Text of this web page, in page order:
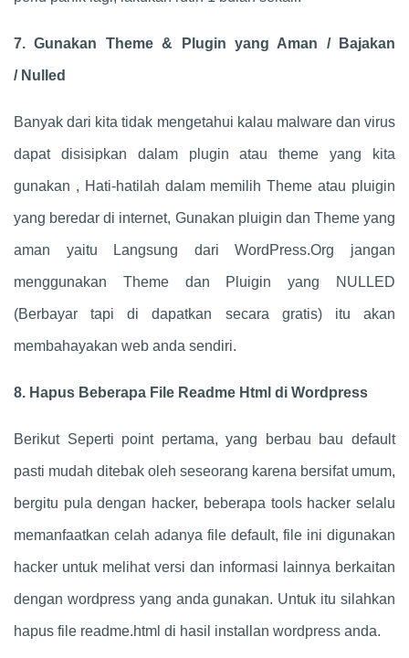
7. Gunakan Theme & Plugin yang Aman / Bajakan
/ Nulled
Banyak dari kita tidak mengetahui kalau malware dan virus
dapat disisipkan dalam plugin atau theme yang kita
gunakan , Hati-hatilah dalam memilih Theme atau pluigin
yang beredar di internet, Gunakan pluigin dan Theme yang
aman yaitu Langsung dari WordPress.Org jangan
menggunakan Theme dan Pluigin yang NULLED
(Berbayar tapi di dapatkan secara gratis) itu akan
membahayakan web anda sendiri.
8. Hapus Beberapa File Readme Html di Wordpress
Berikut Seperti point pertama, yang berbau bau default
pasti mudah ditebak oleh seseorang karena bersifat umum,
bergitu pula dengan hacker, beberapa tools hacker selalu
memanfaatkan celah adanya file default, file ini digunakan
hacker untuk melihat versi dan informasi lainnya berkaitan
dengan wordpress yang anda gunakan. Untuk itu silahkan
hapus file readme.html di hasil installan wordpress anda.